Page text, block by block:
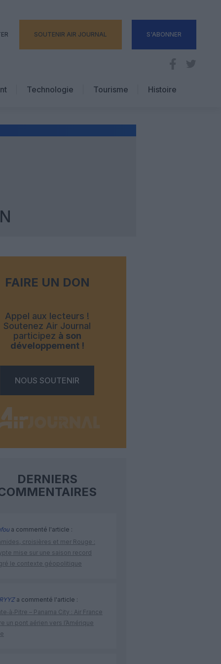
SOUTENIR AIR JOURNAL S'ABONNER
Technologie
Tourisme
Hôtellerie
Histoire
FAIRE UN DON
Appel aux lecteurs !
Soutenez Air Journal
participez à son
développement !
NOUS SOUTENIR
DERNIERS
a commenté l'article :
croisières et mer Rouge :
mise sur une saison record
le contexte géopolitique
a commenté l'article :
– Panama City : Air France
un pont aérien vers l’Amérique